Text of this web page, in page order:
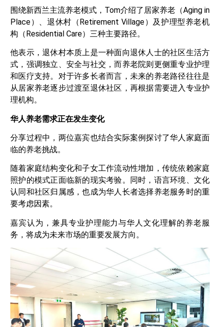
围绕新西兰主流养老模式，Tom介绍了居家养老（Aging in
Place）、退休村（Retirement Village）及护理型养老机
构（Residential Care）三种主要路径。
他表示，退休村本质上是一种面向退休人士的社区生活方
式，强调独立、安全与社交，而养老院则更侧重专业护理
和医疗支持。对于许多长者而言，未来的养老路径往往是
从居家养老逐步过渡至退休社区，再根据需要进入专业护
理机构。
华人养老需求正在发生变化
分享过程中，两位嘉宾也结合实际案例探讨了华人家庭面
临的养老挑战。
随着家庭结构变化和子女工作流动性增加，传统依赖家庭
照护的模式正面临新的现实考验。同时，语言环境、文化
认同和社区归属感，也成为华人长者选择养老服务时的重
要考虑因素。
嘉宾认为，兼具专业护理能力与华人文化理解的养老服
务，将成为未来市场的重要发展方向。